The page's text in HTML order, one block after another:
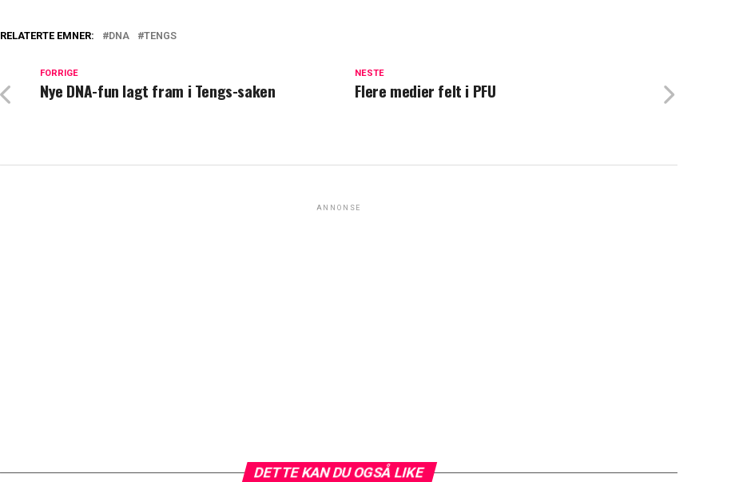
RELATERTE EMNER: DNA TENGS
NESTE
Flere medier felt i PFU
FORRIGE
Nye DNA-fun lagt fram i Tengs-saken
ANNONSE
DETTE KAN DU OGSÅ LIKE